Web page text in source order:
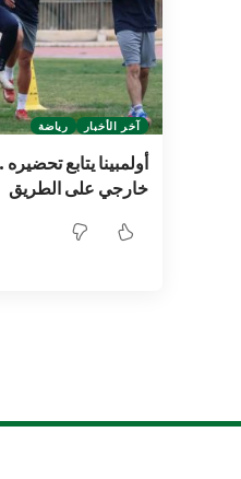
آخر الأخبار رياضة
أولمبينا يتابع
خارجي على الطريق